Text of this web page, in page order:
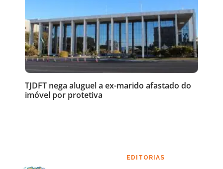
TJDFT nega aluguel a ex-marido afastado do
imóvel por protetiva
EDITORIAS